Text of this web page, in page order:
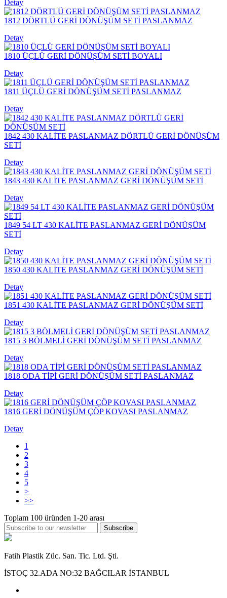
Detay
1812 DÖRTLÜ GERİ DÖNÜŞÜM SETİ PASLANMAZ
Detay
1810 ÜÇLÜ GERİ DÖNÜŞÜM SETİ BOYALI
Detay
1811 ÜÇLÜ GERİ DÖNÜŞÜM SETİ PASLANMAZ
Detay
1842 430 KALİTE PASLANMAZ DÖRTLÜ GERİ DÖNÜŞÜM
SETİ
Detay
1843 430 KALİTE PASLANMAZ GERİ DÖNÜŞÜM SETİ
Detay
1849 54 LT 430 KALİTE PASLANMAZ GERİ DÖNÜŞÜM
SETİ
Detay
1850 430 KALİTE PASLANMAZ GERİ DÖNÜŞÜM SETİ
Detay
1851 430 KALİTE PASLANMAZ GERİ DÖNÜŞÜM SETİ
Detay
1815 3 BÖLMELİ GERİ DÖNÜŞÜM SETİ PASLANMAZ
Detay
1818 ODA TİPİ GERİ DÖNÜŞÜM SETİ PASLANMAZ
Detay
1816 GERİ DÖNÜŞÜM ÇÖP KOVASI PASLANMAZ
Detay
1
2
3
4
5
>
>>
Toplam 100 üründen 1-20 arası
Subscribe
Fatih Plastik Züc. San. Tic. Ltd. Şti.
İSTOÇ 32.ADA NO:32 BAĞCILAR İSTANBUL